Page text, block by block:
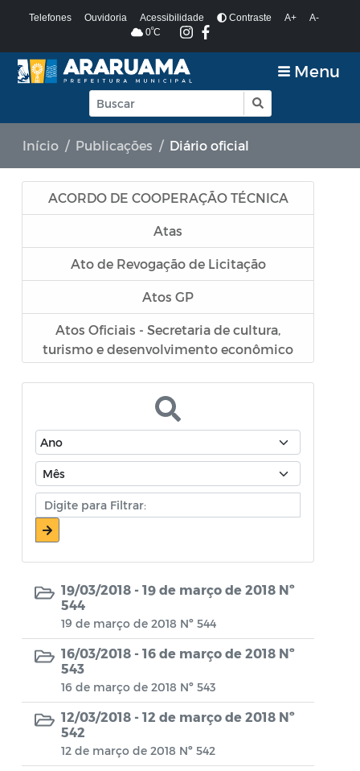
Telefones Ouvidoria Acessibilidade Contraste A+
A-
0ºC
Menu
Início Publicações Diário oficial
ACORDO DE COOPERAÇÃO TÉCNICA
Atas
Ato de Revogação de Licitação
Atos GP
Atos Oficiais - Secretaria de cultura,
turismo e desenvolvimento econômico
Atos Oficiais - Secretaria de Educação
Atos Oficiais - Secretaria de Fazenda e
Planejamento
Atos Oficiais - Secretaria de Saúde
Atos Oficiais - Secretaria de Transportes
Atos Oficiais - Secretaria Municipal de
Atos Oficiais - Secretaria Municipal de
Política Social, Trabalho, Habitação,
Terceira Idade e Desenvolvimento
Humano
Autorização Para Início de Obras
Aviso de rescisão unilateral
CADEP - Comissão de Análise de Defesa
19/03/2018 - 19 de março de 2018 Nº
544
19 de março de 2018 Nº 544
16/03/2018 - 16 de março de 2018 Nº
543
16 de março de 2018 Nº 543
12/03/2018 - 12 de março de 2018 Nº
542
12 de março de 2018 Nº 542